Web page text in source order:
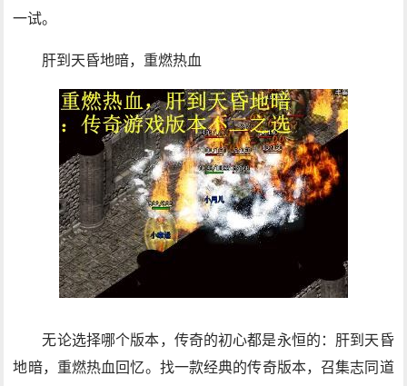
一试。
肝到天昏地暗，重燃热血
无论选择哪个版本，传奇的初心都是永恒的：肝到天昏
地暗，重燃热血回忆。找一款经典的传奇版本，召集志同道